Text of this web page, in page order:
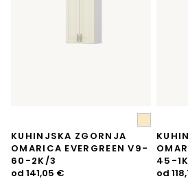
KUHINJSKA ZGORNJA
OMARICA EVERGREEN V9-
60-2K/3
od 141,05 €
45-
od